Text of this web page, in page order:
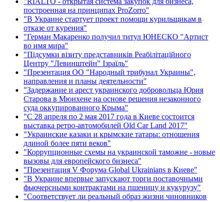
построенная на принципах ProZorro"
"В Украине стартует проект помощи курильщикам в
отказе от курения"
"Герман Макаренко получил титул ЮНЕСКО "Артист
во имя мира"
"Підсумки візиту представників Реабілітаційного
Центру "Левинштейн" Ізраїль"
"Презентация ОО "Народный трибунал Украины",
направления и планы деятельности"
"Задержание и арест украинского добровольца Юрия
Старова в Мюнхене на основе решения незаконного
суда оккупированного Крыма"
"С 28 апреля по 2 мая 2017 года в Киеве состоится
выставка ретро-автомобилей Old Car Land 2017"
"Украинские казаки и крымские татары: отношения
длиной более пяти веков"
"Коррупционные схемы на украинской таможне - новые
вызовы для европейского бизнеса"
"Презентация V Форума Global Ukrainians в Киеве"
"В Украине впервые запускают торги поставочными
фьючерсными контрактами на пшеницу и кукурузу"
"Соответствует ли реальный образ жизни чиновников